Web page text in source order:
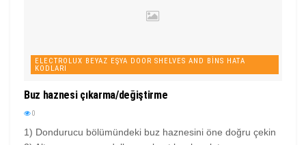
ELECTROLUX BEYAZ EŞYA DOOR SHELVES AND BINS HATA
KODLARI
Buz haznesi çıkarma/değiştirme
0
1) Dondurucu bölümündeki buz haznesini öne doğru çekin